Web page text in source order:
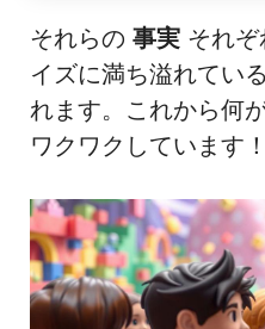
それらの 事実 それ
イズに満ち溢れてい
れます。これから何
ワクワクしています！